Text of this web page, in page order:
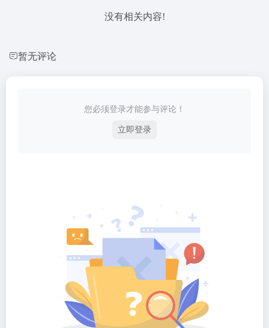
没有相关内容!
暂无评论
您必须登录才能参与评论！
立即登录